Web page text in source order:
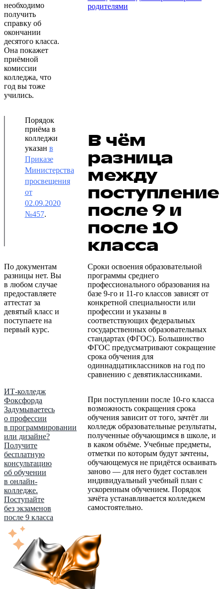
необходимо
получить
справку об
окончании
десятого класса.
Она покажет
приёмной
комиссии
колледжа, что
год вы тоже
учились.
родителями
Порядок
приёма в
колледжи
указан в
Приказе
Министерства
просвещения
от
02.09.2020
№457.
В чём
разница
между
после 9 и
после 10
класса
По документам
разницы нет. Вы
в любом случае
предоставляете
аттестат за
девятый класс и
поступаете на
первый курс.
Сроки освоения образовательной
программы среднего
профессионального образования на
базе 9-го и 11-го классов зависят от
конкретной специальности или
профессии и указаны в
соответствующих федеральных
государственных образовательных
стандартах (ФГОС). Большинство
ФГОС предусматривают сокращение
срока обучения для
одиннадцатиклассников на год по
сравнению с девятиклассниками.
ИТ-колледж
Фоксфорда
Задумываетесь
о профессии
в программировании
или дизайне?
Получите
бесплатную
консультацию
об обучении
в онлайн-
колледже.
Поступайте
без экзаменов
после 9 класса
При поступлении после 10-го класса
возможность сокращения срока
обучения зависит от того, зачтёт ли
колледж образовательные результаты,
полученные обучающимся в школе, и
в каком объёме. Учебные предметы,
отметки по которым будут зачтены,
обучающемуся не придётся осваивать
заново — для него будет составлен
индивидуальный учебный план с
ускоренным обучением. Порядок
зачёта устанавливается колледжем
самостоятельно.